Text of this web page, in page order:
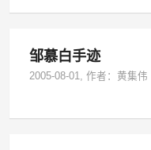
邹慕白手迹
2005-08-01, 作者：黄集伟